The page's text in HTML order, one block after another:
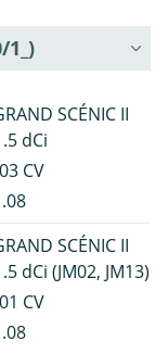
1_)
SCÉNIC II
dCi
CV
SCÉNIC II
dCi (JM02, JM13)
CV